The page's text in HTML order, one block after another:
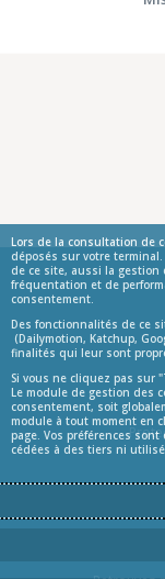
Lors de la consultation de
déposés sur votre
de ce site, aussi la gestion
fréquentation et de
consentement.
Des fonctionnalités de ce
(Dailymotion, Katchup,
finalités qui leur sont
Si vous ne cliquez pas sur
Le module de gestion des
consentement, soit
module à tout moment en
page. Vos préférences
cédées à des tiers ni
Informations